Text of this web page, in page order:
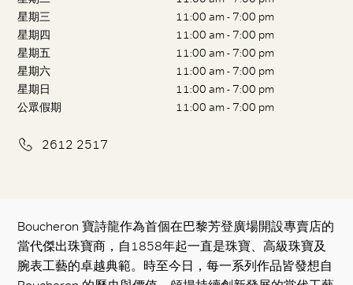
星期三
11:00 am - 7:00 pm
星期四
11:00 am - 7:00 pm
星期五
11:00 am - 7:00 pm
星期六
11:00 am - 7:00 pm
星期日
11:00 am - 7:00 pm
公眾假期
11:00 am - 7:00 pm
2612 2517
Boucheron 寶詩龍作為首個在巴黎芳登廣場開設專賣店的
當代傑出珠寶商，自1858年起一直是珠寶、高級珠寶及
腕表工藝的卓越典範。時至今日，每一系列作品皆發想自